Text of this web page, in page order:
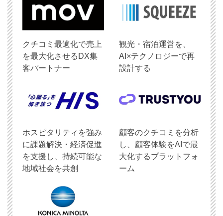
クチコミ最適化で売上
を最大化させるDX集
客パートナー
観光・宿泊運営を、
AI×テクノロジーで再
設計する
ホスピタリティを強み
に課題解決・経済促進
を支援し、持続可能な
地域社会を共創
顧客のクチコミを分析
し、顧客体験をAIで最
大化するプラットフォ
ーム